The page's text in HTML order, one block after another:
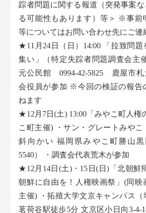
踪者問題に関する報道（突発事案
る可能性もあります）等＞ ※事前
等についてはお問い合わせ先にご連
★11月24日（日）14:00 「拉致問題
集い」（特定失踪者問題調査会主
元公民館 0994-42-5825 鹿屋市札
会役員が参加 ※今回の検証の報告
ねます
★12月7日(土) 13:00「みやこ町人権
こ町主催) ・サン・グレートみや
斜向かい 福岡県みやこ町勝山黒
5540） ・調査会代表荒木が参加
★12月14日(土)・15日(日)「北朝鮮
朝鮮に自由を！人権映画祭」(同映
主催) ・拓殖大学文京キャンパス（
茗荷谷駅徒歩5分 文京区小日向3-4-